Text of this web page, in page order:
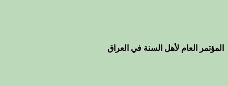
المؤتمر العام لأهل السنة في العراق